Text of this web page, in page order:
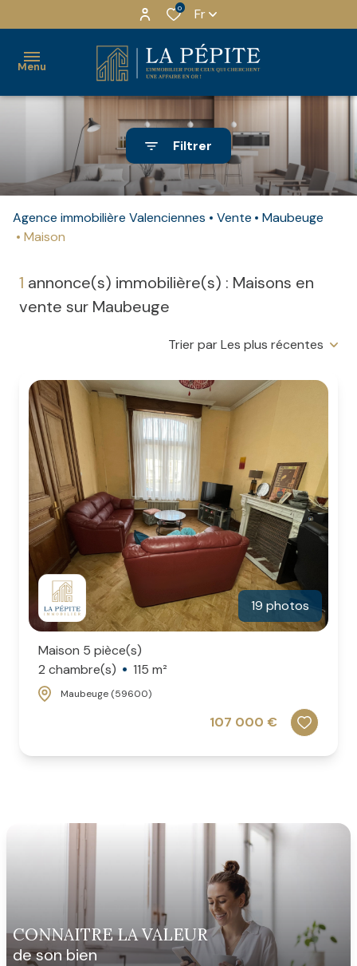
0 Fr
Menu
ACHETER
MAISONS
APPARTEMENTS
LOCAUX
PRO
LOUER
LOCATION
LOCATION
LOCATION
ESTIMER
QUI
NOUS ?
EQUIPE
NOS
AVIS
CLIENTS
Filtrer
Agence immobilière Valenciennes Vente
Maubeuge
Maison
1 annonce(s) immobilière(s) : Maisons en
vente sur Maubeuge
Trier par Les plus récentes
19 photos
Maison 5 pièce(s)
2 chambre(s)
115 m²
Maubeuge (59600)
107 000 €
CONNAITRE LA VALEUR
de son bien